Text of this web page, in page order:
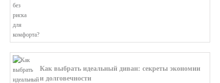
Как выбрать идеальный диван: секреты экономии
и долговечности